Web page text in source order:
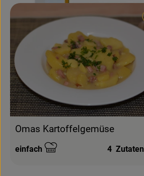
Omas Kartoffelgemüse
Schwierigkeit:
einfach 4 Zutaten